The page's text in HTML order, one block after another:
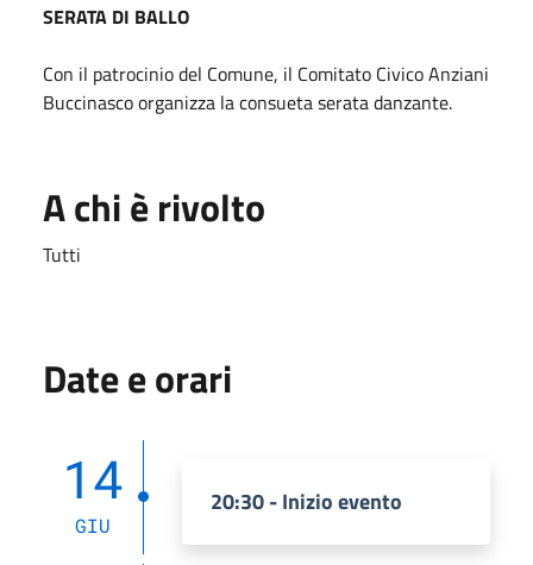
SERATA DI BALLO
Con il patrocinio del Comune, il Comitato Civico Anziani
Buccinasco organizza la consueta serata danzante.
A chi è rivolto
Tutti
Date e orari
14
GIU
20:30 - Inizio evento